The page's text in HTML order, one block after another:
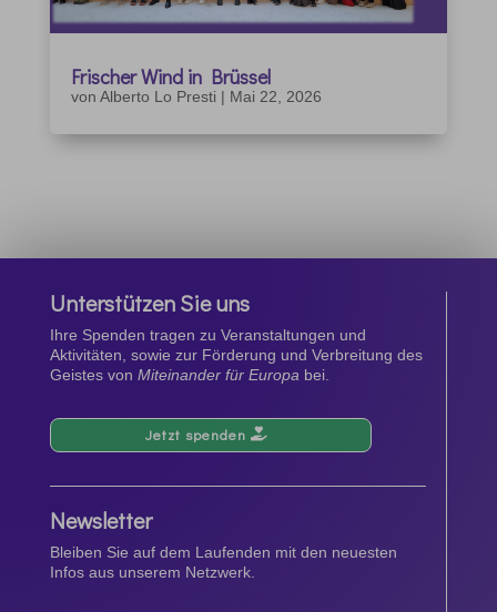
Frischer Wind in Brüssel
von Alberto Lo Presti | Mai 22, 2026
Unterstützen Sie uns
Ihre Spenden tragen zu Veranstaltungen und
Aktivitäten, sowie zur Förderung und Verbreitung des
Geistes von Miteinander für Europa bei.
Jetzt spenden
Newsletter
Bleiben Sie auf dem Laufenden mit den neuesten
Infos aus unserem Netzwerk.